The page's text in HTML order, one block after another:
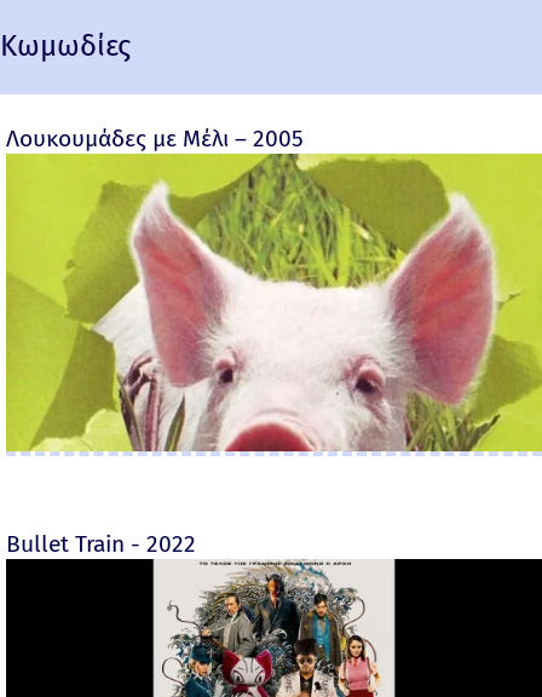
Κωμωδίες
Λουκουμάδες με Μέλι – 2005
Bullet Train - 2022